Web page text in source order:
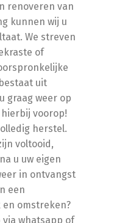
renoveren van
kunnen wij u
We streven
of
uit
graag weer op
voorop!
herstel.
voltooid,
u uw eigen
in ontvangst
een
omstreken?
via whatsapp of